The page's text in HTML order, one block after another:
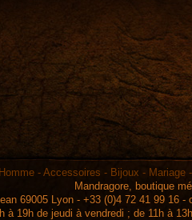
Homme - Accessoires - Bijoux - Mariage
Mandragore, boutique
69005 Lyon - +33 (0)4 72 41 99 16 -
à 19h de jeudi à vendredi ; de 11h à